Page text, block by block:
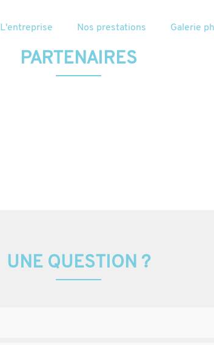
L'entreprise Nos prestations Galerie
PARTENAIRES
UNE QUESTION ?